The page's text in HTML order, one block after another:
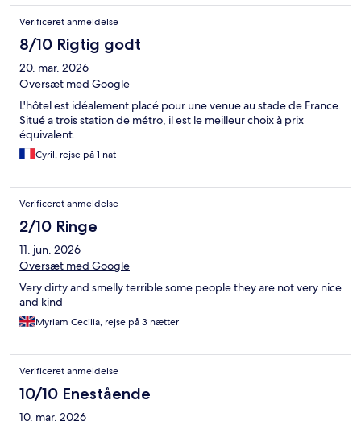
Verificeret anmeldelse
8/10 Rigtig godt
20. mar. 2026
Oversæt med Google
L'hôtel est idéalement placé pour une venue au stade de France.
Situé a trois station de métro, il est le meilleur choix à prix
équivalent.
Cyril, rejse på 1 nat
Verificeret anmeldelse
2/10 Ringe
11. jun. 2026
Oversæt med Google
Very dirty and smelly terrible some people they are not very nice
and kind
Myriam Cecilia, rejse på 3 nætter
Verificeret anmeldelse
10/10 Enestående
10. mar. 2026